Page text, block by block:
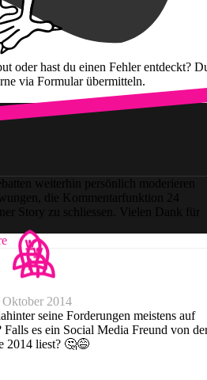
oder hast du einen Fehler entdeckt?
via Formular übermitteln.
weiterhin persönlich moderieren
die Kommentarfunktion 24
Story zu schliessen. Vielen Dank für
2014
seine Forderungen meistens auf
Falls es ein Social Media Freund von
2014 liest? 🤔😅